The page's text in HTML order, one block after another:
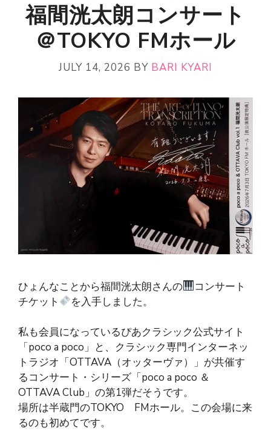
福間洸太朗コンサート
＠TOKYO FMホール
JULY 14, 2026 BY BARI KYARI
ひょんなことから福間洸太朗さんの
コンサート
チケット
を入手しました。
私も会員になっているぴあクラシック公式サイト
「poco a poco」と、クラシック専門インターネッ
トラジオ「OTTAVA（オッターヴァ）」が共催す
るコンサート・シリーズ「poco a poco ＆
OTTAVA Club」の第1弾だそうです。
場所は半蔵門のTOKYO FMホール。この会場に来
るのも初めてです。